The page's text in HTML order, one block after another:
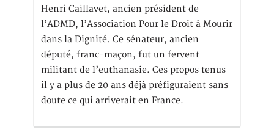
Henri Caillavet, ancien président de
l’ADMD, l’Association Pour le Droit à Mourir
dans la Dignité. Ce sénateur, ancien
député, franc-maçon, fut un fervent
militant de l’euthanasie. Ces propos tenus
il y a plus de 20 ans déjà préfiguraient sans
doute ce qui arriverait en France.